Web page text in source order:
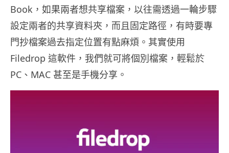
Book，如果兩者想共享檔案，以往需透過一輪步驟
設定兩者的共享資料夾，而且固定路徑，有時要專
門抄檔案過去指定位置有點麻煩。其實使用
Filedrop 這軟件，我們就可將個別檔案，輕鬆於
PC、MAC 甚至是手機分享。